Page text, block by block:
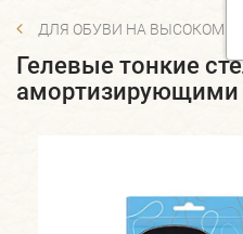
ДЛЯ ОБУВИ НА ВЫСОКОМ
Гелевые тонкие
амортизирующими